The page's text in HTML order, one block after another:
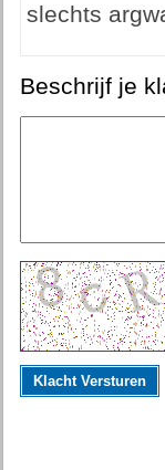
slechts
Beschrijf je
Klacht Versturen